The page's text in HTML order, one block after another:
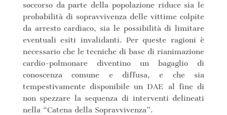
soccorso da parte della popolazione riduce sia le
probabilità di sopravvivenza delle vittime colpite
da arresto cardiaco, sia le possibilità di limitare
eventuali esiti invalidanti. Per queste ragioni è
necessario che le tecniche di base di rianimazione
cardio-polmonare diventino un bagaglio di
conoscenza comune e diffusa, e che sia
tempestivamente disponibile un DAE al fine di
non spezzare la sequenza di interventi delineati
nella “Catena della Sopravvivenza”.